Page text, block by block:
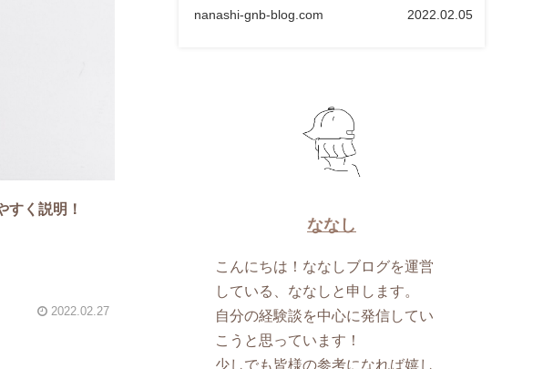
すく説明！
2022.02.27
nanashi-gnb-blog.com 2022.02.05
ななし
こんにちは！ななしブログを運営
している、ななしと申します。
自分の経験談を中心に発信してい
こうと思っています！
少しでも皆様の参考になれば嬉し